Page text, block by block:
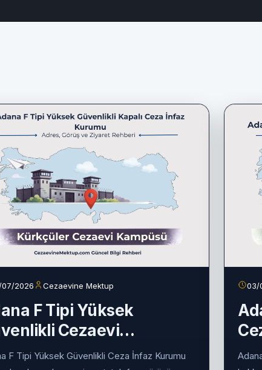
2026 Cezaevine Mektup
F Tipi Yüksek
Cezaevi
2026 Rehberi
F Tipi Yüksek Güvenlikli Ceza İnfaz Kurumu
03/